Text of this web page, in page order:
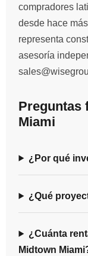
compradores
desde hace
representa
asesoría
Preguntas
Miami
¿Por qué
¿Qué
¿Cuánta
Midtown